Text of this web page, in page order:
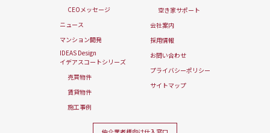
CEOメッセージ
ニュース
マンション開発
IDEAS Design
イデアスコートシリーズ
売買物件
賃貸物件
施工事例
空き家サポート
会社案内
採用情報
お問い合わせ
プライバシーポリシー
サイトマップ